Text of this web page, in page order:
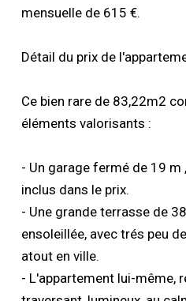
mensuelle de 615 €.
Détail du prix de
Ce bien rare de 83,22m2
éléments valorisants :
- Un garage fermé de 19 m
inclus dans le prix.
- Une grande terrasse de
ensoleillée, avec trés peu
atout en ville.
- L'appartement lui-même,